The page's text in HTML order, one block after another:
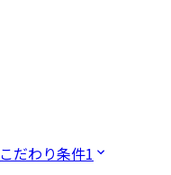
こだわり条件1